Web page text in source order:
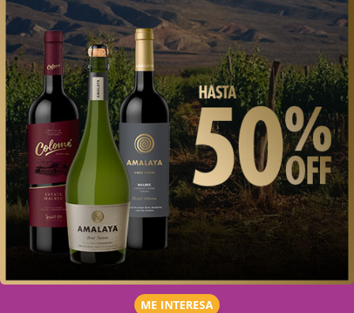
ME INTERESA